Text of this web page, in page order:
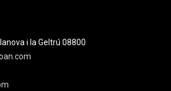
i la Geltrú 08800